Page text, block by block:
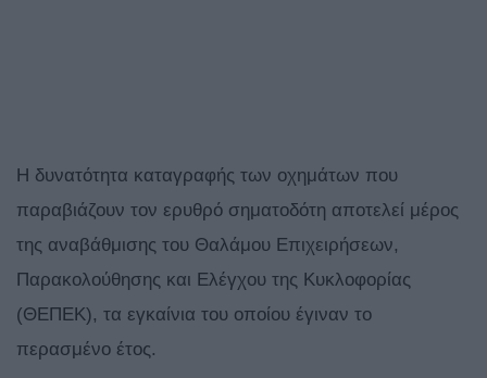
Η δυνατότητα καταγραφής των οχημάτων που
παραβιάζουν τον ερυθρό σηματοδότη αποτελεί μέρος
της αναβάθμισης του Θαλάμου Επιχειρήσεων,
Παρακολούθησης και Ελέγχου της Κυκλοφορίας
(ΘΕΠΕΚ), τα εγκαίνια του οποίου έγιναν το
περασμένο έτος.